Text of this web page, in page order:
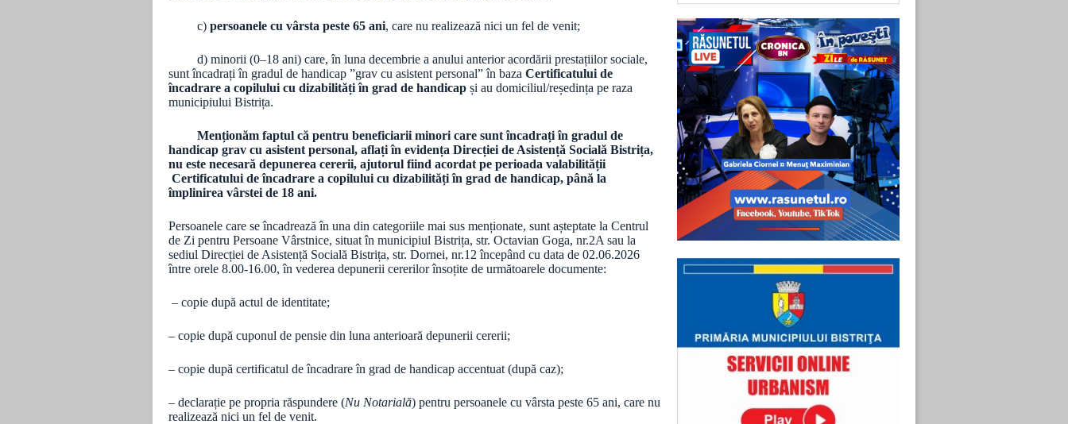
c) persoanele cu vârsta peste 65 ani, care nu realizează nici un fel de venit;
d) minorii (0–18 ani) care, în luna decembrie a anului anterior acordării prestațiilor sociale,
sunt încadrați în gradul de handicap ”grav cu asistent personal” în baza Certificatului de
încadrare a copilului cu dizabilități în grad de handicap și au domiciliul/reședința pe raza
municipiului Bistrița.
Menționăm faptul că pentru beneficiarii minori care sunt încadrați în gradul de
handicap grav cu asistent personal, aflați în evidența Direcției de Asistență Socială Bistrița,
nu este necesară depunerea cererii, ajutorul fiind acordat pe perioada valabilității
Certificatului de încadrare a copilului cu dizabilități în grad de handicap, până la
împlinirea vârstei de 18 ani.
Persoanele care se încadrează în una din categoriile mai sus menționate, sunt așteptate la Centrul
de Zi pentru Persoane Vârstnice, situat în municipiul Bistrița, str. Octavian Goga, nr.2A sau la
sediul Direcției de Asistență Socială Bistrița, str. Dornei, nr.12 începând cu data de 02.06.2026
între orele 8.00-16.00, în vederea depunerii cererilor însoțite de următoarele documente:
– copie după actul de identitate;
– copie după cuponul de pensie din luna anterioară depunerii cererii;
– copie după certificatul de încadrare în grad de handicap accentuat (după caz);
– declarație pe propria răspundere (Nu Notarială) pentru persoanele cu vârsta peste 65 ani, care nu
realizează nici un fel de venit.